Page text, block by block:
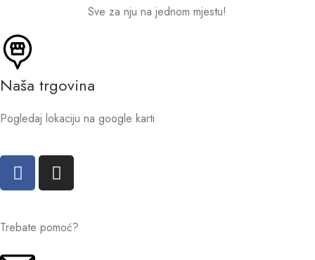
Sve za nju na jednom mjestu!
Naša trgovina
Pogledaj lokaciju na google karti
Trebate pomoć?